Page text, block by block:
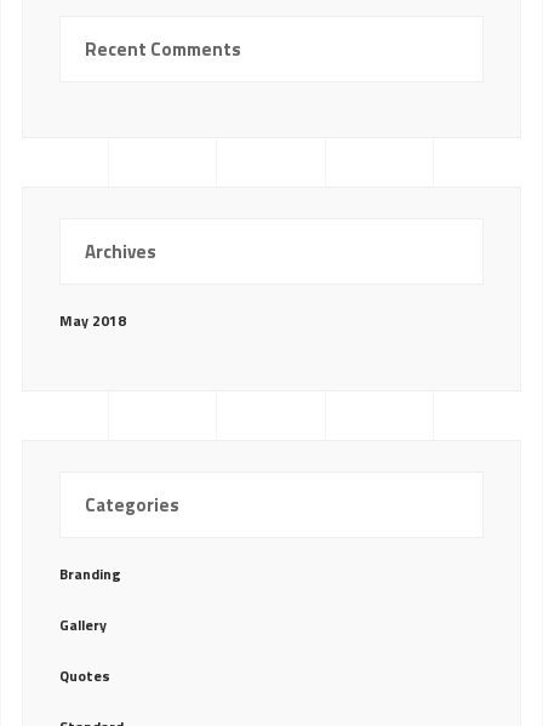
Recent Comments
Archives
May 2018
Categories
Branding
Gallery
Quotes